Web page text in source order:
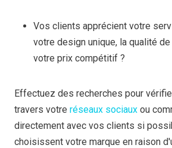
Vos clients apprécient votre
votre design unique, la qualité
votre prix compétitif ?
Effectuez des recherches pour
travers votre réseaux sociaux ou
directement avec vos clients si
choisissent votre marque en raison